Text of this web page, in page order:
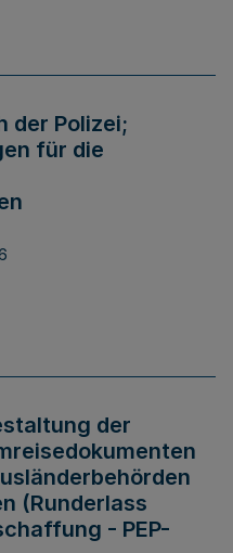
der Polizei;
für die
der
(Runderlass
- PEP-